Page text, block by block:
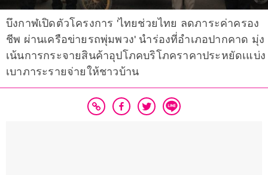
บึงกาฬเปิดตัวโครงการ 'ไทยช่วยไทย ลดภาระค่าครอง
ชีพ ผ่านเครือข่ายรถพุ่มพวง' นำร่องที่อำเภอปากคาด มุ่ง
เน้นการกระจายสินค้าอุปโภคบริโภคราคาประหยัดเแบ่ง
เบาภาระรายจ่ายให้ชาวบ้าน